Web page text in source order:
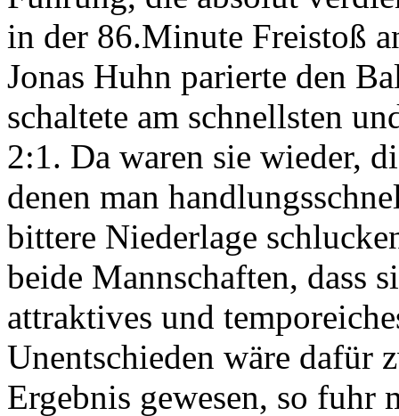
in der 86.Minute Freistoß
Jonas Huhn parierte den
schaltete am schnellsten
2:1. Da waren sie wieder,
denen man
bittere Niederlage
beide Mannschaften, dass
attraktives und
Unentschieden wäre dafür
Ergebnis gewesen, so fuhr